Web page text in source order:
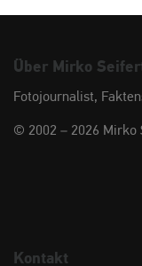
Über Mirko
Fotojournalist,
© 2002 – 2026 Mirko
Kontakt